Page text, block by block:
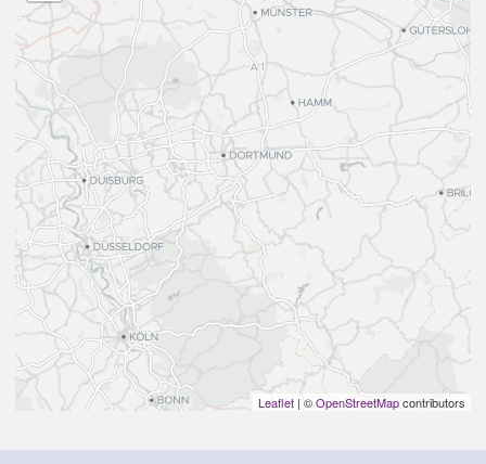
Leaflet | ©OpenStreetMapcontributors